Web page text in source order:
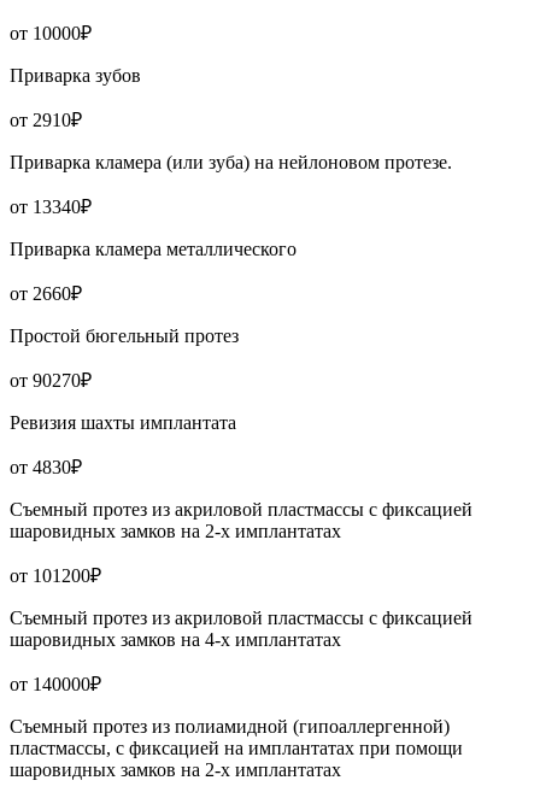
от 10000₽
Приварка зубов
от 2910₽
Приварка кламера (или зуба) на нейлоновом протезе.
от 13340₽
Приварка кламера металлического
от 2660₽
Простой бюгельный протез
от 90270₽
Ревизия шахты имплантата
от 4830₽
Съемный протез из акриловой пластмассы с фиксацией
шаровидных замков на 2-х имплантатах
от 101200₽
Съемный протез из акриловой пластмассы с фиксацией
шаровидных замков на 4-х имплантатах
от 140000₽
Съемный протез из полиамидной (гипоаллергенной)
пластмассы, с фиксацией на имплантатах при помощи
шаровидных замков на 2-х имплантатах